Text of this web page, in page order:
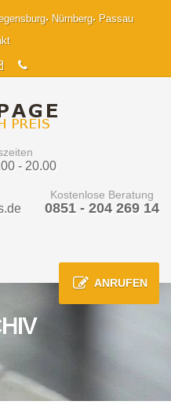
Nürnberg
Passau
- 20.00
Kostenlose Beratung
0851 - 204 269 14
ANRUFEN